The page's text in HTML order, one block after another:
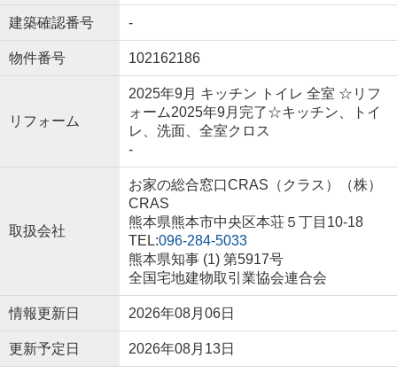
建築確認番号 -
物件番号 102162186
リフォーム
2025年9月 キッチン トイレ 全室 ☆リフ
ォーム2025年9月完了☆キッチン、トイ
レ、洗面、全室クロス
-
取扱会社
お家の総合窓口CRAS（クラス）（株）
CRAS
熊本県熊本市中央区本荘５丁目10-18
TEL:096-284-5033
熊本県知事 (1) 第5917号
全国宅地建物取引業協会連合会
情報更新日 2026年08月06日
更新予定日 2026年08月13日